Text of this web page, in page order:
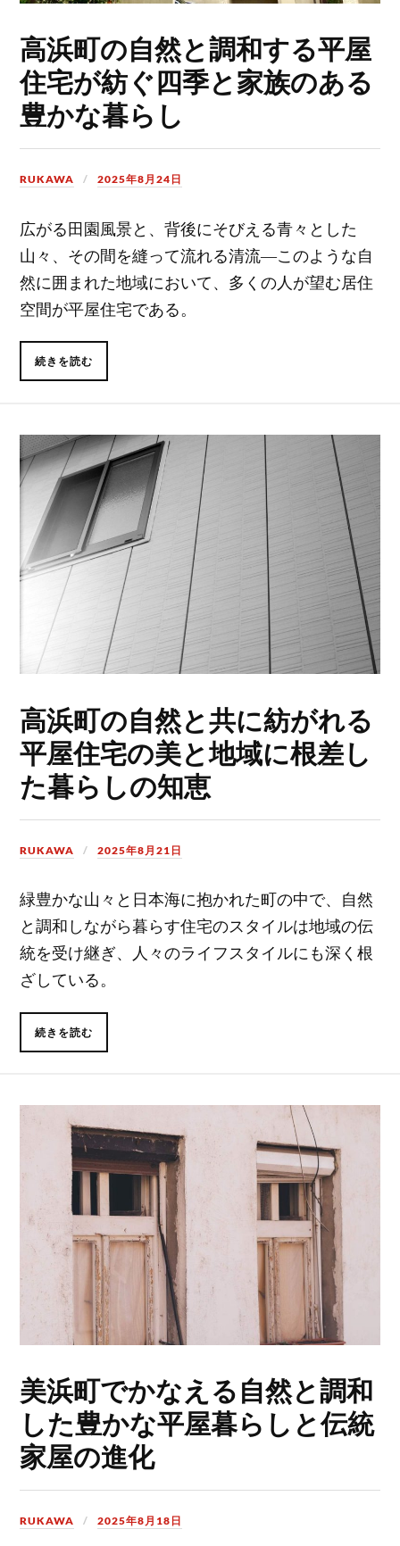
高浜町の自然と調和する平屋
住宅が紡ぐ四季と家族のある
豊かな暮らし
RUKAWA 2025年8月24日
広がる田園風景と、背後にそびえる青々とした
山々、その間を縫って流れる清流―このような自
然に囲まれた地域において、多くの人が望む居住
空間が平屋住宅である。
続きを読む
高浜町の自然と共に紡がれる
平屋住宅の美と地域に根差し
た暮らしの知恵
RUKAWA 2025年8月21日
緑豊かな山々と日本海に抱かれた町の中で、自然
と調和しながら暮らす住宅のスタイルは地域の伝
統を受け継ぎ、人々のライフスタイルにも深く根
ざしている。
続きを読む
美浜町でかなえる自然と調和
した豊かな平屋暮らしと伝統
家屋の進化
RUKAWA 2025年8月18日